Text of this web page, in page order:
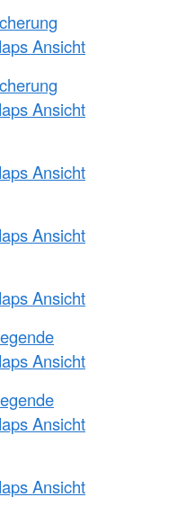
Ansicht
Ansicht
Ansicht
Ansicht
Ansicht
Ansicht
Ansicht
Ansicht